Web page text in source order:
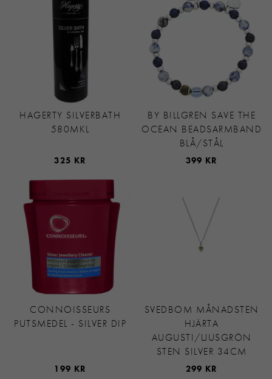
HAGERTY SILVERBATH
580MKL
325 KR
BY BILLGREN SAVE THE
OCEAN BEADSARMBAND
BLÅ/STÅL
399 KR
CONNOISSEURS
PUTSMEDEL - SILVER DIP
199 KR
SVEDBOM MÅNADSTEN
HJÄRTA
AUGUSTI/LJUSGRÖN
STEN SILVER 34CM
299 KR